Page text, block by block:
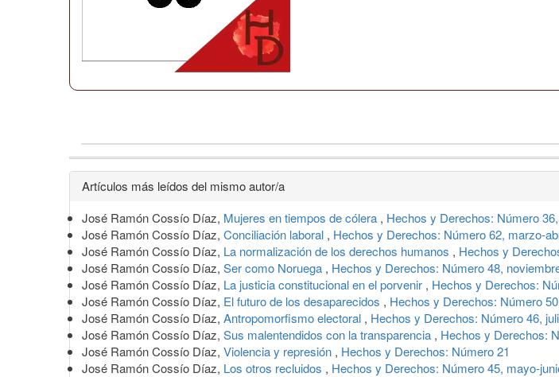
Detalles
del
artículo
Artículos más leídos del mismo autor/a
José Ramón Cossío Díaz, Mujeres en tiempos de cólera , Hechos y Derechos: Número
José Ramón Cossío Díaz, Conciliación laboral , Hechos y Derechos: Número 62, marzo-
José Ramón Cossío Díaz, La normalización de los derechos humanos , Hechos y
José Ramón Cossío Díaz, Ser como Noruega , Hechos y Derechos: Número 48,
José Ramón Cossío Díaz, La justicia constitucional en el porvenir , Hechos y Derechos:
José Ramón Cossío Díaz, El futuro de los desaparecidos , Hechos y Derechos: Número
José Ramón Cossío Díaz, Antropomorfismo electoral , Hechos y Derechos: Número 46,
José Ramón Cossío Díaz, Sus malentendidos con la transparencia , Hechos y Derechos:
José Ramón Cossío Díaz, Violencia y represión , Hechos y Derechos: Número 21
José Ramón Cossío Díaz, Los otros recluidos , Hechos y Derechos: Número 45, mayo-